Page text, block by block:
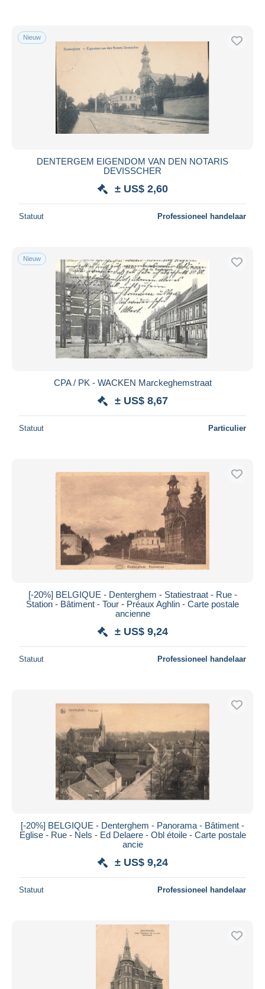
Nieuw
DENTERGEM EIGENDOM VAN DEN NOTARIS
DEVISSCHER
± US$ 2,60
Statuut Professioneel handelaar
Nieuw
CPA / PK - WACKEN Marckeghemstraat
± US$ 8,67
Statuut Particulier
[-20%] BELGIQUE - Denterghem - Statiestraat - Rue -
Station - Bâtiment - Tour - Préaux Aghlin - Carte postale
ancienne
± US$ 9,24
Statuut Professioneel handelaar
[-20%] BELGIQUE - Denterghem - Panorama - Bâtiment -
Eglise - Rue - Nels - Ed Delaere - Obl étoile - Carte postale
ancie
± US$ 9,24
Statuut Professioneel handelaar